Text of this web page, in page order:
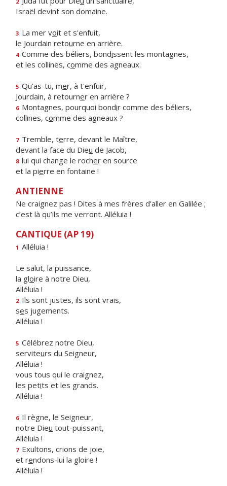
Israël devint son domaine.
3 La mer voit et s'enfuit,
le Jourdain retourne en arrière.
4 Comme des béliers, bondissent les montagnes,
et les collines, comme des agneaux.
5 Qu'as-tu, mer, à t'enfuir,
Jourdain, à retourner en arrière ?
6 Montagnes, pourquoi bondir comme des béliers,
collines, comme des agneaux ?
7 Tremble, terre, devant le Maître,
devant la face du Dieu de Jacob,
8 lui qui change le rocher en source
et la pierre en fontaine !
ANTIENNE
Ne craignez pas ! Dites à mes frères d’aller en Galilée ;
c’est là qu’ils me verront. Alléluia !
CANTIQUE (AP 19)
1 Alléluia !
Le salut, la puissance,
la gloire à notre Dieu,
Alléluia !
2 Ils sont justes, ils sont vrais,
ses jugements.
Alléluia !
5 Célébrez notre Dieu,
serviteurs du Seigneur,
Alléluia !
vous tous qui le craignez,
les petits et les grands.
Alléluia !
6 Il règne, le Seigneur,
notre Dieu tout-puissant,
Alléluia !
7 Exultons, crions de joie,
et rendons-lui la gloire !
Alléluia !